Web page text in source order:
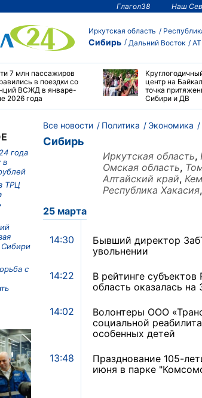
Глагол38 Наш
Иркутская область
Сибирь Дальний Восток
7 млн пассажиров
в поездки со
ВСЖД в январе-
2026 года
центр на
точка
Сибири и ДВ
года
в
ТРЦ
Сибири
с
Все новости Политика Экономика
Сибирь
Иркутская область,
Омская область,
Алтайский край,
Республика Хакасия,
25 марта
14:30
Бывший директор
увольнении
14:22
В рейтинге
область оказалась на
14:02
Волонтеры ООО
социальной
особенных детей
13:48
Празднование 105-
июня в парке